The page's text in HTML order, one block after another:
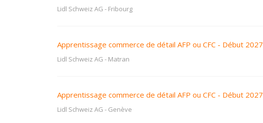
Lidl Schweiz AG - Fribourg
Apprentissage commerce de détail AFP ou CFC - Début 2027
Lidl Schweiz AG - Matran
Apprentissage commerce de détail AFP ou CFC - Début 2027
Lidl Schweiz AG - Genève